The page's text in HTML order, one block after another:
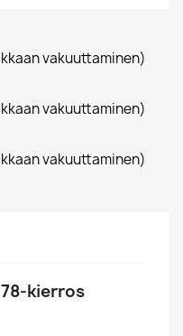
vakuuttaminen)
vakuuttaminen)
vakuuttaminen)
kierros